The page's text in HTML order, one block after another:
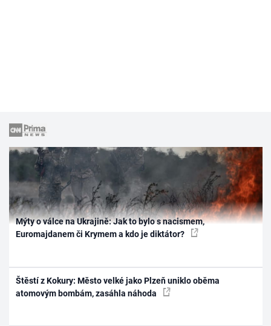
Mýty o válce na Ukrajině: Jak to bylo s nacismem,
Euromajdanem či Krymem a kdo je diktátor?
Štěstí z Kokury: Město velké jako Plzeň uniklo oběma
atomovým bombám, zasáhla náhoda